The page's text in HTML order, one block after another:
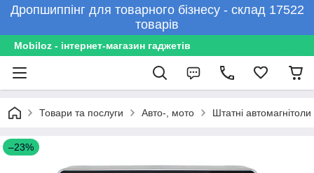
Дропшиппінг для товарного бізнесу - склад 17522
товарів
Mobiloz - інтернет-магазин гаджетів
Товари та послуги Авто-, мото Штатні автомагнітоли
–23%